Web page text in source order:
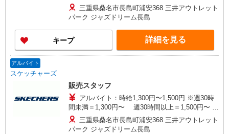
優遇 ※業績・評価に応じMBO賞与支給有 ※試用
期間（3ヶ月間） ・試用期間中の給与変動無し
三重県桑名市長島町浦安368 三井アウトレット
パーク ジャズドリーム長島
キープ 詳細を見る
アルバイト
スケッチャーズ
販売スタッフ
アルバイト：時給1,300円〜1,500円 ※週30時
間未満＝1,300円〜 週30時間以上＝1,500円〜 イ
ンセンティブ：勤務実績規定あり
三重県桑名市長島町浦安368 三井アウトレット
パーク ジャズドリーム長島